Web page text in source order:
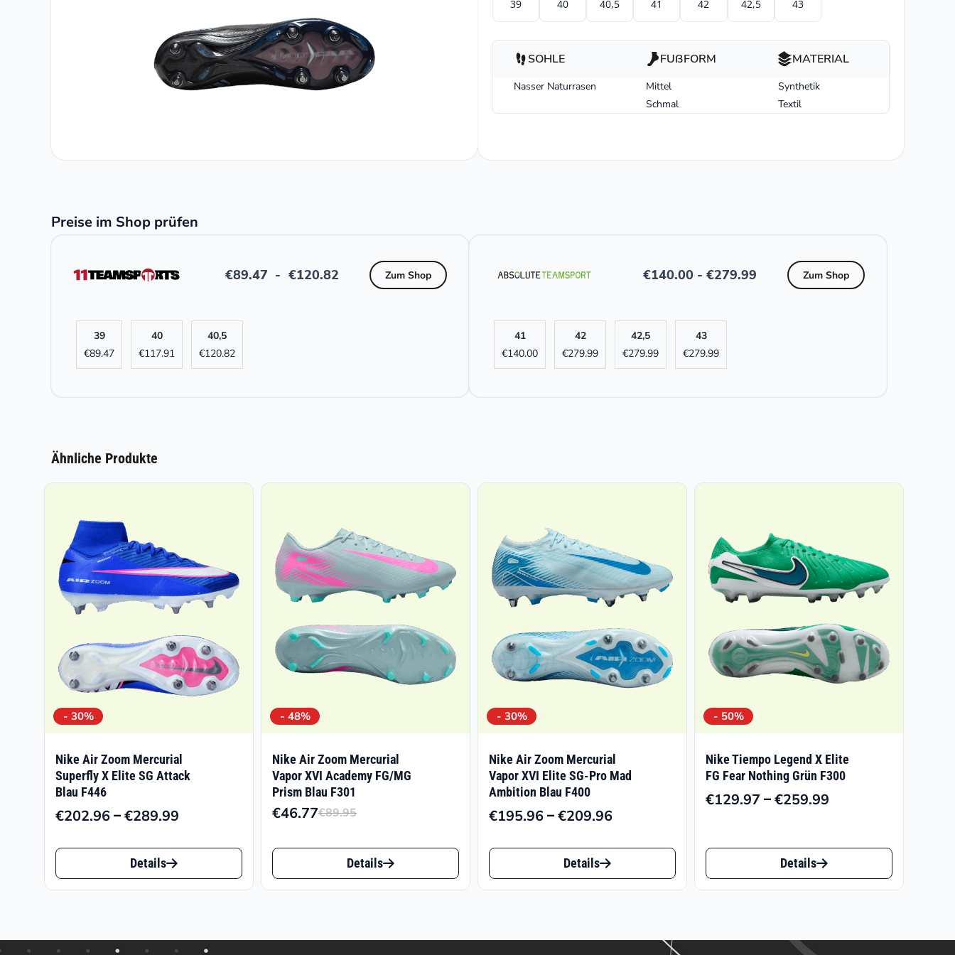
39 40 40,5 41 42 42,5 43
SOHLE
Nasser Naturrasen
FUßFORM
Mittel
Schmal
MATERIAL
Synthetik
Textil
Preise im Shop prüfen
€89.47 - €120.82 Zum Shop
39
€89.47
40
€117.91
40,5
€120.82
€140.00 - €279.99 Zum Shop
41
€140.00
42
€279.99
42,5
€279.99
43
€279.99
Ähnliche Produkte
- 30%
Nike Air Zoom Mercurial
Superfly X Elite SG Attack
Blau F446
€202.96–€289.99Preisspanne:
€289.99
Dieses
Produkt
Varianten
Details
- 48%
Nike Air Zoom Mercurial
Vapor XVI Academy FG/MG
Prism Blau F301
€89.95
war:
€89.95
€46.77
ist:
€46.77.
Dieses
Produkt
Details
- 30%
Nike Air Zoom Mercurial
Vapor XVI Elite SG-Pro Mad
Ambition Blau F400
€195.96–€209.96Preisspanne:
€209.96
Dieses
Produkt
Details
- 50%
Nike Tiempo Legend X Elite
FG Fear Nothing Grün F300
€129.97 –€259.99Preisspanne:
bis
Dieses
Produkt
Details